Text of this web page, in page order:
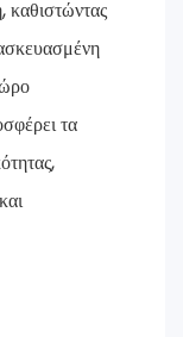
καθιστώντας
τα